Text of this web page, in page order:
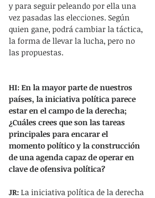
y para seguir peleando por ella una
vez pasadas las elecciones. Según
quien gane, podrá cambiar la táctica,
la forma de llevar la lucha, pero no
las propuestas.
HI: En la mayor parte de nuestros
países, la iniciativa política parece
estar en el campo de la derecha;
¿Cuáles crees que son las tareas
principales para encarar el
momento político y la construcción
de una agenda capaz de operar en
clave de ofensiva política?
JR: La iniciativa política de la derecha